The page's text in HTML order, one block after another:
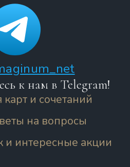
к нам в Telegram!
карт и сочетаний
на вопросы
и интересные акции